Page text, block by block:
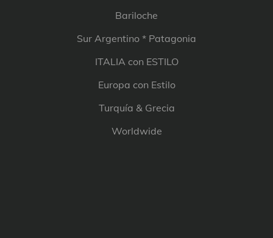
Bariloche
Sur Argentino * Patagonia
ITALIA con ESTILO
Europa con Estilo
Turquía & Grecia
Worldwide